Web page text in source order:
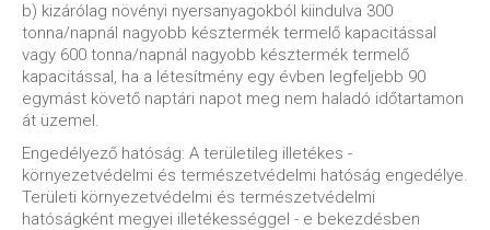
b) kizárólag növényi nyersanyagokból kiindulva 300
tonna/napnál nagyobb késztermék termelő kapacitással
vagy 600 tonna/napnál nagyobb késztermék termelő
kapacitással, ha a létesítmény egy évben legfeljebb 90
egymást követő naptári napot meg nem haladó időtartamon
át üzemel.
Engedélyező hatóság: A területileg illetékes -
környezetvédelmi és természetvédelmi hatóság engedélye.
Területi környezetvédelmi és természetvédelmi
hatóságként megyei illetékességgel - e bekezdésben